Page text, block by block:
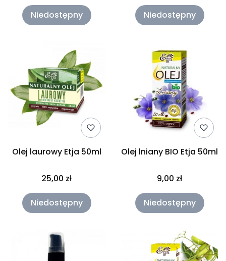
Niedostępny Niedostępny
Olej laurowy Etja 50ml
25,00 zł
Niedostępny
Olej lniany BIO Etja 50ml
9,00 zł
Niedostępny